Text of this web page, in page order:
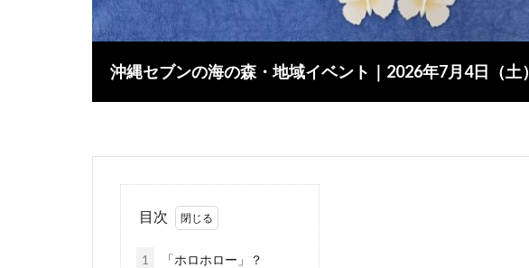
沖縄セブンの海の森・地域イベント｜2026年7月4日（土）
目次
1 「ホロホロー」？